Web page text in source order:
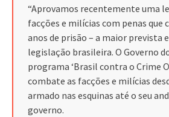
“Aprovamos recentemente uma
facções e milícias com penas que
anos de prisão – a maior prevista
legislação brasileira. O Governo
programa ‘Brasil contra o Crime
combate as facções e milícias
armado nas esquinas até o seu
governo.